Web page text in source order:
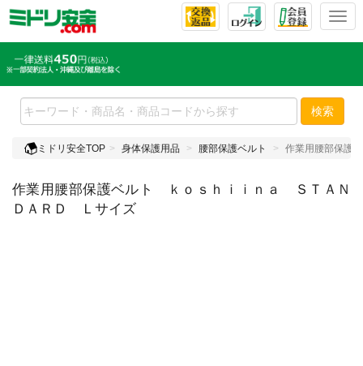
T
l
e
n
v
g
検索
ミドリ安全TOP 身体保護用品 腰部保護ベルト 作業用腰部保護
作業用腰部保護ベルト ｋｏｓｈｉｉｎａ ＳＴＡＮ
ＤＡＲＤ Ｌサイズ